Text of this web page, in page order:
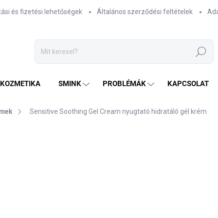
és fizetési lehetőségek Általános szerződési feltételek
Keresés
SMINK PROBLÉMÁK KAPCSOLAT
Sensitive Soothing Gel Cream nyugtató hidratáló gél krém